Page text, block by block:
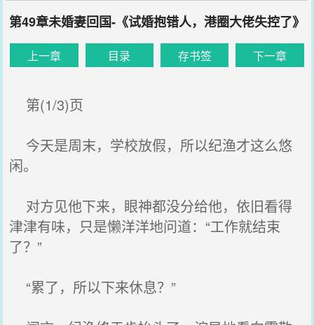
第49章未婚妻回国-《试婚抱错人，港圈大佬失控了》
上一章 目录 存书签 下一章
第(1/3)页
今天是周末，学校放假，所以纪渔才这么悠
闲。
对方见他下来，眼神都没分给他，依旧看得
津津有味，只是懒洋洋地问道：“工作就结束
了？”
“累了，所以下来休息？”